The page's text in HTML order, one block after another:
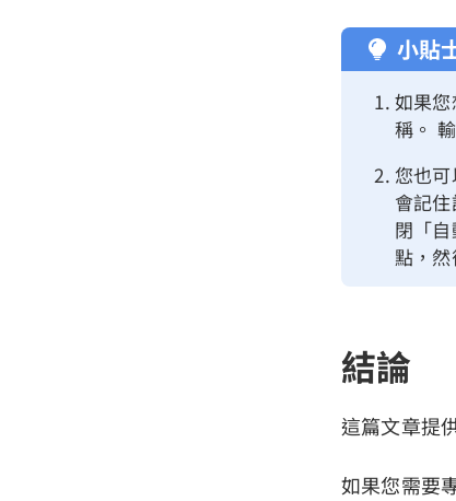
小貼
如果
稱。
您也
會記
閉「
點，
結論
這篇文章提
如果您需要